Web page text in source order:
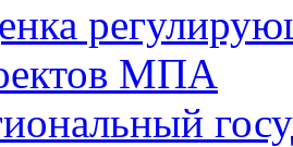
МПА